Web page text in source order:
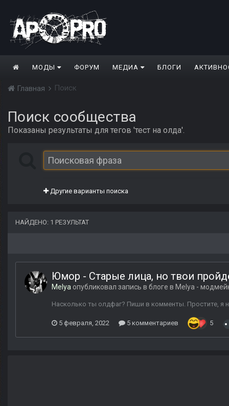
МОДЫ ФОРУМ МЕДИА БЛОГИ
Главная Поиск
Поиск сообщества
Показаны результаты для тегов 'тест на олда'.
Другие варианты поиска
НАЙДЕНО: 1 РЕЗУЛЬТАТ
Юмор - Старые лица, но твои
Melya опубликовал запись в блоге в Melya -
Насколько ты олдфаг? Пиши в комменты. Простите, я
5 февраля, 2022 5 комментариев 5